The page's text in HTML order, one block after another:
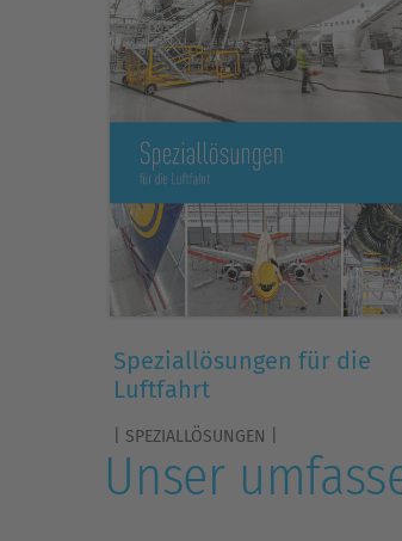
Speziallösungen für die
Luftfahrt
| SPEZIALLÖSUNGEN |
Unser